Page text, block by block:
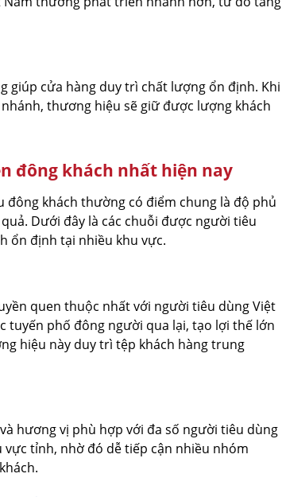
giúp cửa hàng duy trì chất lượng ổn định. Khi
thương hiệu sẽ giữ được lượng khách
đông khách nhất hiện nay
đông khách thường có điểm chung là độ phủ
Dưới đây là các chuỗi được người tiêu
ổn định tại nhiều khu vực.
quen thuộc nhất với người tiêu dùng Việt
tuyến phố đông người qua lại, tạo lợi thế lớn
hiệu này duy trì tệp khách hàng trung
hương vị phù hợp với đa số người tiêu dùng
tỉnh, nhờ đó dễ tiếp cận nhiều nhóm